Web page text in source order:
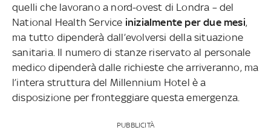
quelli che lavorano a nord-ovest di Londra – del
National Health Service inizialmente per due mesi,
ma tutto dipenderà dall’evolversi della situazione
sanitaria. Il numero di stanze riservato al personale
medico dipenderà dalle richieste che arriveranno, ma
l’intera struttura del Millennium Hotel è a
disposizione per fronteggiare questa emergenza.
PUBBLICITÀ